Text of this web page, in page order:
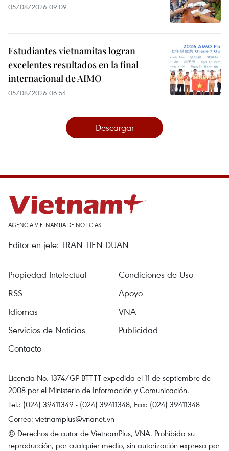
05/08/2026 09:09
Estudiantes vietnamitas logran
excelentes resultados en la final
internacional de AIMO
05/08/2026 06:54
Descargar
AGENCIA VIETNAMITA DE NOTICIAS
Editor en jefe: TRAN TIEN DUAN
Propiedad Intelectual
Condiciones de Uso
RSS
Apoyo
Idiomas
VNA
Servicios de Noticias
Publicidad
Contacto
Licencia No. 1374/GP-BTTTT expedida el 11 de septiembre de
2008 por el Ministerio de Información y Comunicación.
Tel.: (024) 39411349 - (024) 39411348, Fax: (024) 39411348
Correo: vietnamplus@vnanet.vn
© Derechos de autor de VietnamPlus, VNA. Prohibida su
reproducción, por cualquier medio, sin autorización expresa por